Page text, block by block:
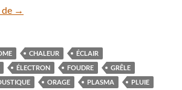
Coup de foudre
→
CHALEUR
ÉCLAIR
ÉLECTRON FOUDRE
GRÊLE
ORAGE PLASMA
PLUIE